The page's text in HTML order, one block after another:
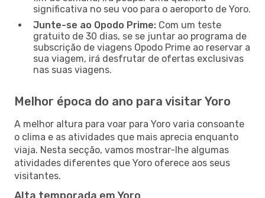
significativa no seu voo para o aeroporto de Yoro.
Junte-se ao Opodo Prime: Com um teste
gratuito de 30 dias, se se juntar ao programa de
subscrição de viagens Opodo Prime ao reservar a
sua viagem, irá desfrutar de ofertas exclusivas
nas suas viagens.
Melhor época do ano para visitar Yoro
A melhor altura para voar para Yoro varia consoante
o clima e as atividades que mais aprecia enquanto
viaja. Nesta secção, vamos mostrar-lhe algumas
atividades diferentes que Yoro oferece aos seus
visitantes.